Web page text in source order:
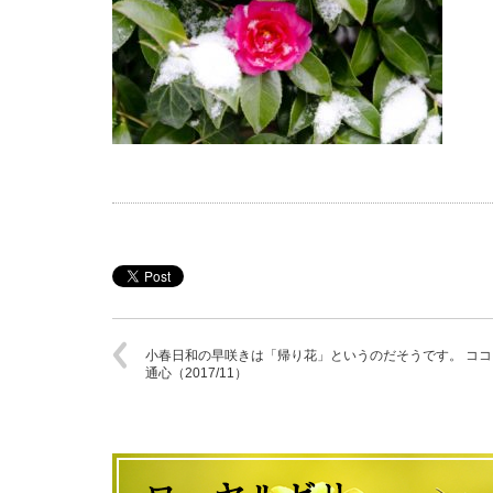
小春日和の早咲きは「帰り花」というのだそうです。 コ
通心（2017/11）